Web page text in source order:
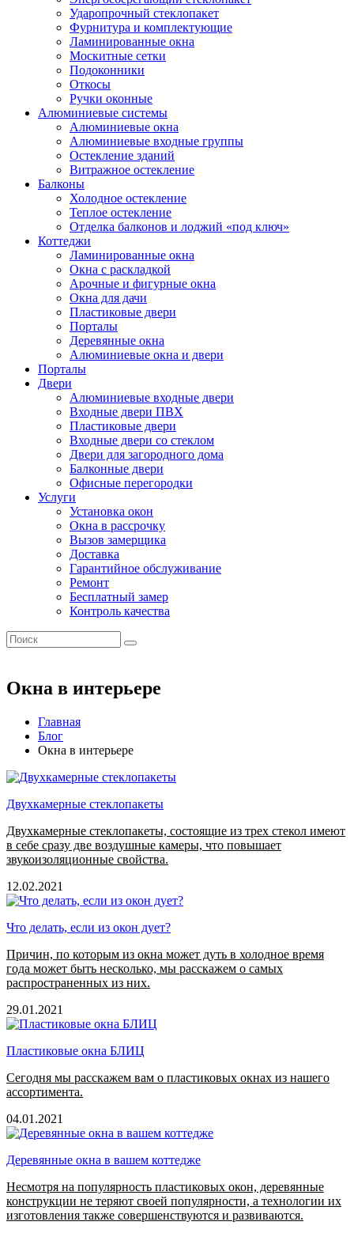
Ударопрочный стеклопакет
Фурнитура и комплектующие
Ламинированные окна
Москитные сетки
Подоконники
Откосы
Ручки оконные
Алюминиевые системы
Алюминиевые окна
Алюминиевые входные группы
Остекление зданий
Витражное остекление
Балконы
Холодное остекление
Теплое остекление
Отделка балконов и лоджий «под ключ»
Коттеджи
Ламинированные окна
Окна с раскладкой
Арочные и фигурные окна
Окна для дачи
Пластиковые двери
Порталы
Деревянные окна
Алюминиевые окна и двери
Порталы
Двери
Алюминиевые входные двери
Входные двери ПВХ
Пластиковые двери
Входные двери со стеклом
Двери для загородного дома
Балконные двери
Офисные перегородки
Услуги
Установка окон
Окна в рассрочку
Вызов замерщика
Доставка
Гарантийное обслуживание
Ремонт
Бесплатный замер
Контроль качества
Окна в интерьере
Главная
Блог
Окна в интерьере
Двухкамерные стеклопакеты
Двухкамерные стеклопакеты, состоящие из трех стекол имеют
в себе сразу две воздушные камеры, что повышает
звукоизоляционные свойства.
12.02.2021
Что делать, если из окон дует?
Причин, по которым из окна может дуть в холодное время
года может быть несколько, мы расскажем о самых
распространенных из них.
29.01.2021
Пластиковые окна БЛИЦ
Сегодня мы расскажем вам о пластиковых окнах из нашего
ассортимента.
04.01.2021
Деревянные окна в вашем коттедже
Несмотря на популярность пластиковых окон, деревянные
конструкции не теряют своей популярности, а технологии их
изготовления также совершенствуются и развиваются.